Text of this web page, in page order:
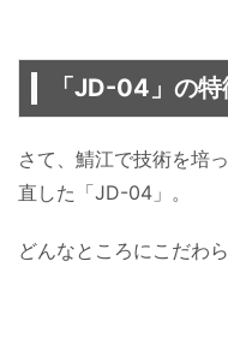
「JD-04」の
さて、鯖江で技術を培
直した「JD-04」。
どんなところにこだわ